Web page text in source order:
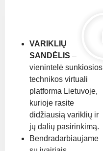
VARIKLIŲ
SANDĖLIS –
vienintelė sunkiosios
technikos virtuali
platforma Lietuvoje,
kurioje rasite
didžiausią variklių ir
jų dalių pasirinkimą.
Bendradarbiaujame